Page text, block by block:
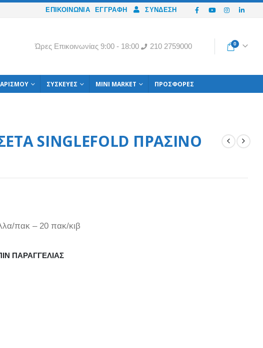
ΕΠΙΚΟΙΝΩΝΙΑ ΕΓΓΡΑΦΉ ΣΎΝΔΕΣΗ
Ώρες Eπικοινωνίας 9:00 - 18:00 210 2759000 0
ΣΥΣΚΕΥΈΣ MINI MARKET ΠΡΟΣΦΟΡΈΣ
SINGLEFOLD ΠΡΑΣΙΝΟ
πακ – 20 πακ/κιβ
ΠΑΡΑΓΓΕΛΊΑΣ